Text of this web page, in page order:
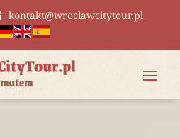
kontakt@wroclawcitytour.pl